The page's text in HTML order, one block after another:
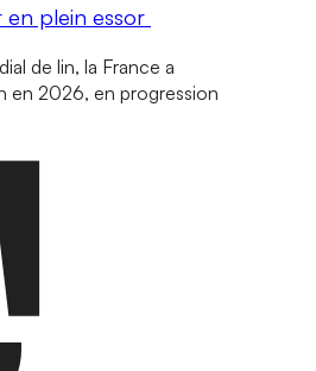
en plein essor
de lin, la France a
2026, en progression